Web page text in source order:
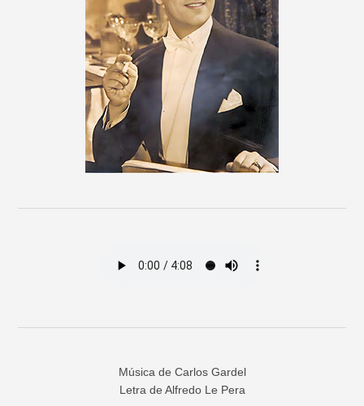
Música de Carlos Gardel
Letra de Alfredo Le Pera